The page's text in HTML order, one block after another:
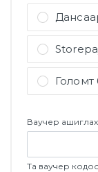
Захиалгын
шилжүүлэх
Таны
Storepay апп
бөгөөд
ашиглан
Голомт
картыг Голомт
Ваучер
Та ваучер